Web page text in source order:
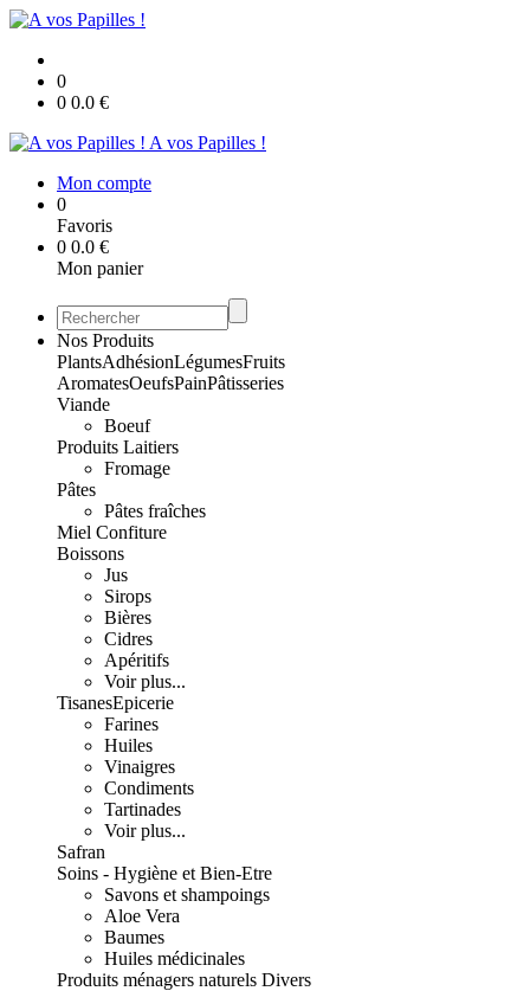
0
0 0.0 €
A vos Papilles !
Mon compte
0
Favoris
0 0.0 €
Mon panier
Nos Produits
PlantsAdhésionLégumesFruits
AromatesOeufsPainPâtisseries
Viande
Boeuf
Produits Laitiers
Fromage
Pâtes
Pâtes fraîches
Miel Confiture
Boissons
Jus
Sirops
Bières
Cidres
Apéritifs
Voir plus...
TisanesEpicerie
Farines
Huiles
Vinaigres
Condiments
Tartinades
Voir plus...
Safran
Soins - Hygiène et Bien-Etre
Savons et shampoings
Aloe Vera
Baumes
Huiles médicinales
Produits ménagers naturels Divers